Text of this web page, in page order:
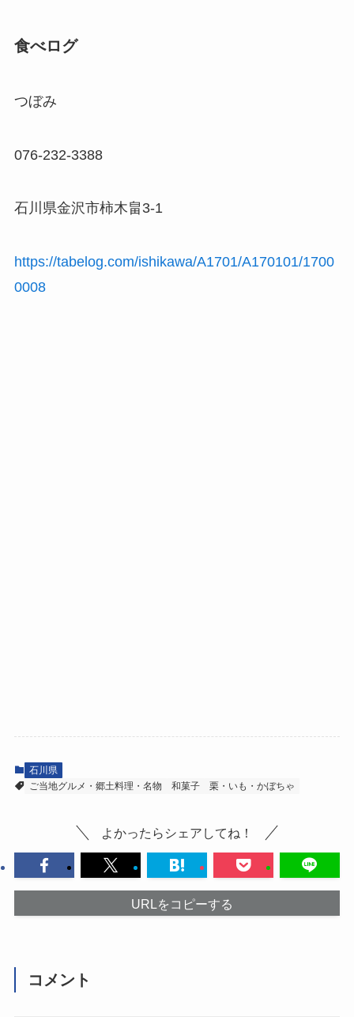
食べログ
つぼみ
076-232-3388
石川県金沢市柿木畠3-1
https://tabelog.com/ishikawa/A1701/A170101/1700
0008
石川県
ご当地グルメ・郷土料理・名物
和菓子 栗・いも・かぼちゃ
よかったらシェアしてね！
URLをコピーする
コメント